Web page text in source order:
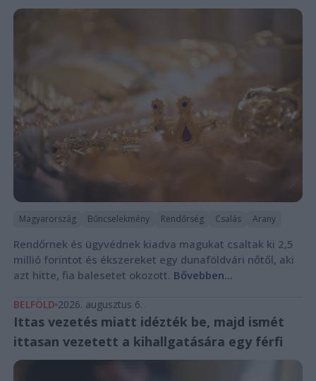
Magyarország Bűncselekmény Rendőrség Csalás Arany
Rendőrnek és ügyvédnek kiadva magukat csaltak ki 2,5
millió forintot és ékszereket egy dunaföldvári nőtől, aki
azt hitte, fia balesetet okozott. Bővebben...
BELFÖLD 2026. augusztus 6.
Ittas vezetés miatt idézték be, majd ismét
ittasan vezetett a kihallgatására egy férfi